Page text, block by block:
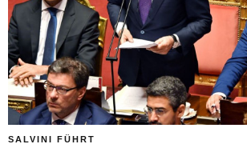
SALVINI FÜHRT